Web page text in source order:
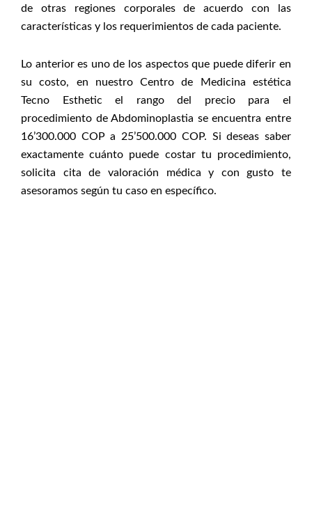
de otras regiones corporales de acuerdo con las
características y los requerimientos de cada paciente.
Lo anterior es uno de los aspectos que puede diferir en
su costo, en nuestro Centro de Medicina estética
Tecno Esthetic el rango del precio para el
procedimiento de Abdominoplastia se encuentra entre
16’300.000 COP a 25’500.000 COP. Si deseas saber
exactamente cuánto puede costar tu procedimiento,
solicita cita de valoración médica y con gusto te
asesoramos según tu caso en específico.